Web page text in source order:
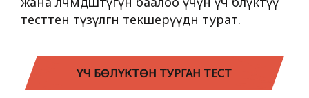
тесттен түзүлгөн текшерүүдөн турат.
ҮЧ БӨЛҮКТӨН ТУРГАН ТЕСТ